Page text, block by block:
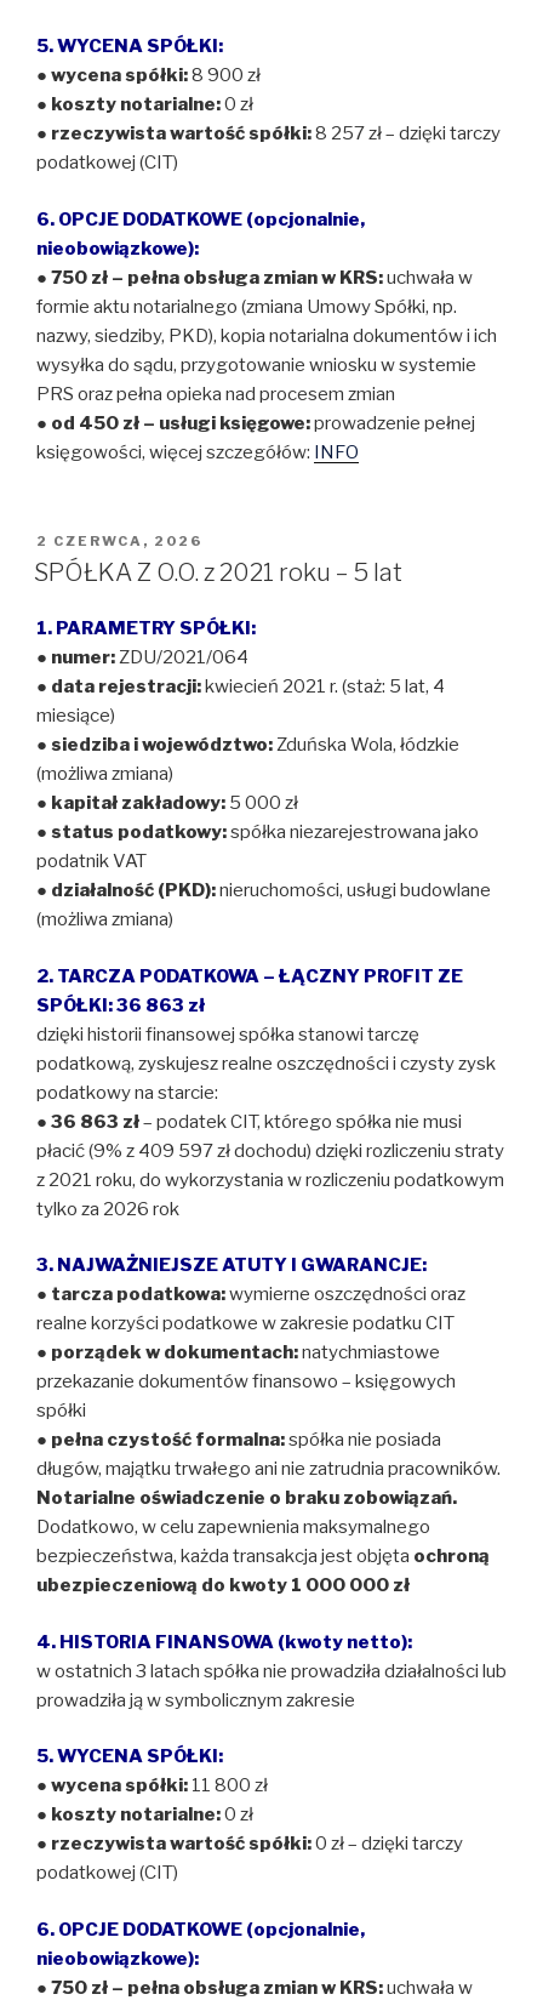
5. WYCENA SPÓŁKI:
● wycena spółki:8 900 zł
● koszty notarialne:0 zł
● rzeczywista wartość spółki:8 257 zł – dzięki tarczy
podatkowej (CIT)
6. OPCJE DODATKOWE (opcjonalnie,
nieobowiązkowe):
● 750 zł – pełna obsługa zmian w KRS:uchwała w
formie aktu notarialnego (zmiana Umowy Spółki, np.
nazwy, siedziby, PKD), kopia notarialna dokumentów i ich
wysyłka do sądu, przygotowanie wniosku w systemie
PRS oraz pełna opieka nad procesem zmian
● od 450 zł – usługi księgowe:prowadzenie pełnej
księgowości, więcej szczegółów: INFO
OPUBLIKOWANE
W
2 CZERWCA, 2026
SPÓŁKA Z O.O. z 2021 roku – 5 lat
1. PARAMETRY SPÓŁKI:
● numer:ZDU/2021/064
● data rejestracji:kwiecień 2021 r. (staż: 5 lat, 4
miesiące)
● siedziba i województwo:Zduńska Wola, łódzkie
(możliwa zmiana)
● kapitał zakładowy: 5 000 zł
● status podatkowy:spółka niezarejestrowana jako
podatnik VAT
● działalność (PKD):nieruchomości, usługi budowlane
(możliwa zmiana)
2. TARCZA PODATKOWA – ŁĄCZNY PROFIT ZE
SPÓŁKI: 36 863 zł
dzięki historii finansowej spółka stanowi tarczę
podatkową, zyskujesz realne oszczędności i czysty zysk
podatkowy na starcie:
● 36 863 zł– podatek CIT, którego spółka nie musi
płacić (9% z 409 597 zł dochodu) dzięki rozliczeniu straty
z 2021 roku, do wykorzystania w rozliczeniu podatkowym
tylko za 2026 rok
3. NAJWAŻNIEJSZE ATUTY I GWARANCJE:
● tarcza podatkowa:wymierne oszczędności oraz
realne korzyści podatkowe w zakresie podatku CIT
● porządek w dokumentach:natychmiastowe
przekazanie dokumentów finansowo – księgowych
spółki
● pełna czystość formalna:spółka nie posiada
długów, majątku trwałego ani nie zatrudnia pracowników.
Notarialne oświadczenie o braku zobowiązań.
Dodatkowo, w celu zapewnienia maksymalnego
bezpieczeństwa, każda transakcja jest objęta ochroną
ubezpieczeniową do kwoty 1 000 000 zł
4. HISTORIA FINANSOWA (kwoty netto):
w ostatnich 3 latach spółka nie prowadziła działalności lub
prowadziła ją w symbolicznym zakresie
5. WYCENA SPÓŁKI:
● wycena spółki: 11 800 zł
● koszty notarialne:0 zł
● rzeczywista wartość spółki:0 zł – dzięki tarczy
podatkowej (CIT)
6. OPCJE DODATKOWE (opcjonalnie,
nieobowiązkowe):
● 750 zł – pełna obsługa zmian w KRS:uchwała w